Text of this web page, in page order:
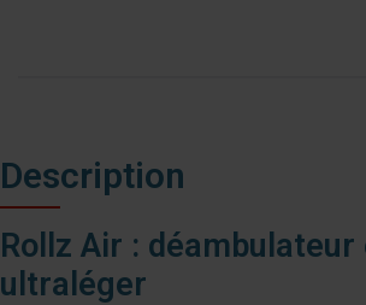
Description
Rollz Air : déambulateur
ultraléger